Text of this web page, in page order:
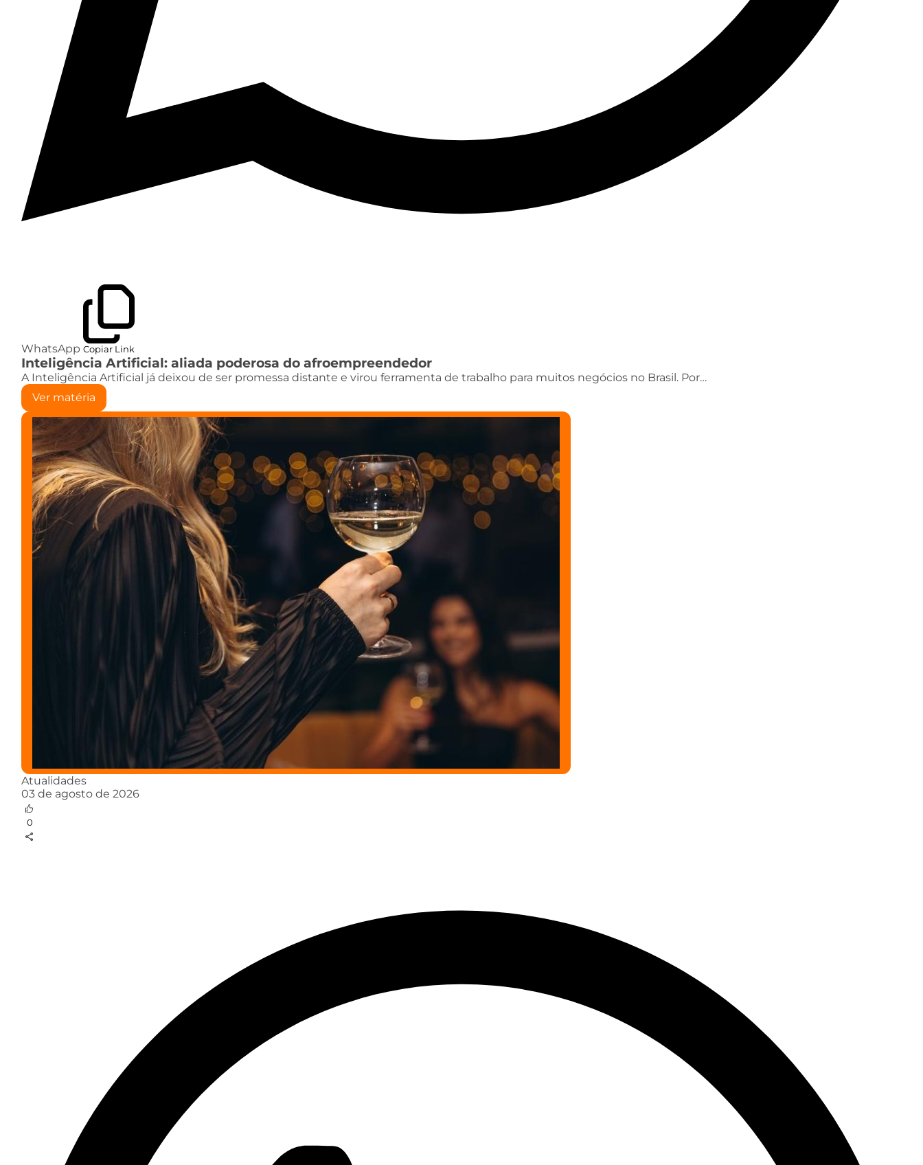
WhatsApp Copiar Link
Inteligência Artificial: aliada poderosa do afroempreendedor
A Inteligência Artificial já deixou de ser promessa distante e virou ferramenta de trabalho para muitos negócios no Brasil. Por…
Ver matéria
Atualidades
03 de agosto de 2026
0